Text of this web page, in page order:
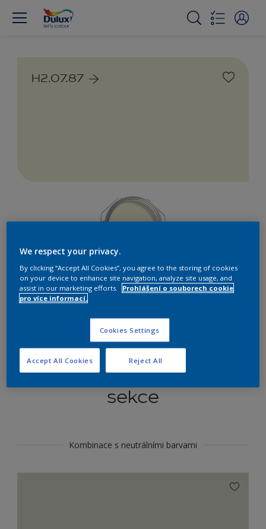
H2.07.87
Najít výrobek v tomto odstínu
Koordinovat barevné
sekce
Kombinace s neutrálními barvami
We respect your privacy.
By clicking “Accept All Cookies”, you agree to the storing of cookies
on your device to enhance site navigation, analyze site usage, and
assist in our marketing efforts.
Prohlášení o souborech cookie
pro více informací.
Cookies Settings
Reject All
Accept All Cookies